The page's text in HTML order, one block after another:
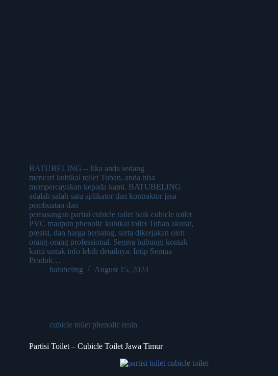
BATUBELING – Jika anda sedang
mencari kubikal toilet Tuban, anda bisa
mempercayakan kepada kami. BATUBELING
adalah salah satu aplikator dan kontraktor jasa
pembuatan dan
pemasangan partisi cubicle toilet baik cubicle toilet
PVC maupun phenolic kubikal toilet Tuban akurat,
presisi, dan harga bersaing, serta dikerjakan oleh
orang-orang professional. Segera hubungi kontak
kami untuk info lebih detailnya. Intip Semua
Produk…
batubeling
August 15, 2024
cubicle toilet phenolic resin
Partisi Toilet – Cubicle Toilet Jawa Timur